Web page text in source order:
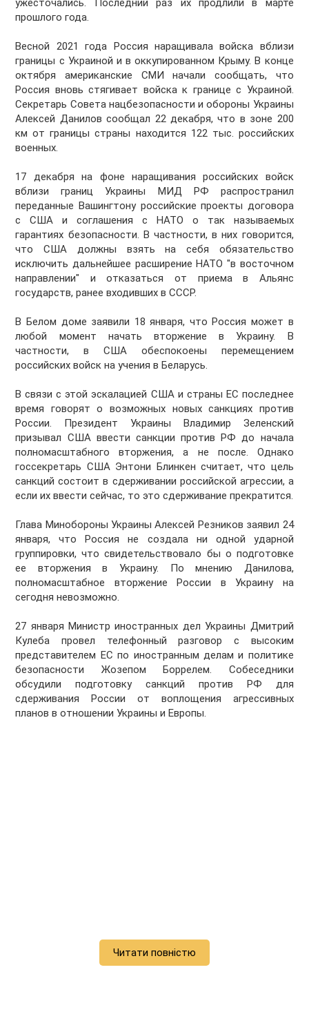
ужесточались. Последний раз их продлили в марте
прошлого года.
Весной 2021 года Россия наращивала войска вблизи
границы с Украиной и в оккупированном Крыму. В конце
октября американские СМИ начали сообщать, что
Россия вновь стягивает войска к границе с Украиной.
Секретарь Совета нацбезопасности и обороны Украины
Алексей Данилов сообщал 22 декабря, что в зоне 200
км от границы страны находится 122 тыс. российских
военных.
17 декабря на фоне наращивания российских войск
вблизи границ Украины МИД РФ распространил
переданные Вашингтону российские проекты договора
с США и соглашения с НАТО о так называемых
гарантиях безопасности. В частности, в них говорится,
что США должны взять на себя обязательство
исключить дальнейшее расширение НАТО "в восточном
направлении" и отказаться от приема в Альянс
государств, ранее входивших в СССР.
В Белом доме заявили 18 января, что Россия может в
любой момент начать вторжение в Украину. В
частности, в США обеспокоены перемещением
российских войск на учения в Беларусь.
В связи с этой эскалацией США и страны ЕС последнее
время говорят о возможных новых санкциях против
России. Президент Украины Владимир Зеленский
призывал США ввести санкции против РФ до начала
полномасштабного вторжения, а не после. Однако
госсекретарь США Энтони Блинкен считает, что цель
санкций состоит в сдерживании российской агрессии, а
если их ввести сейчас, то это сдерживание прекратится.
Глава Минобороны Украины Алексей Резников заявил 24
января, что Россия не создала ни одной ударной
группировки, что свидетельствовало бы о подготовке
ее вторжения в Украину. По мнению Данилова,
полномасштабное вторжение России в Украину на
сегодня невозможно.
27 января Министр иностранных дел Украины Дмитрий
Кулеба провел телефонный разговор с высоким
представителем ЕС по иностранным делам и политике
безопасности Жозепом Боррелем. Собеседники
обсудили подготовку санкций против РФ для
сдерживания России от воплощения агрессивных
планов в отношении Украины и Европы.
Читати повністю